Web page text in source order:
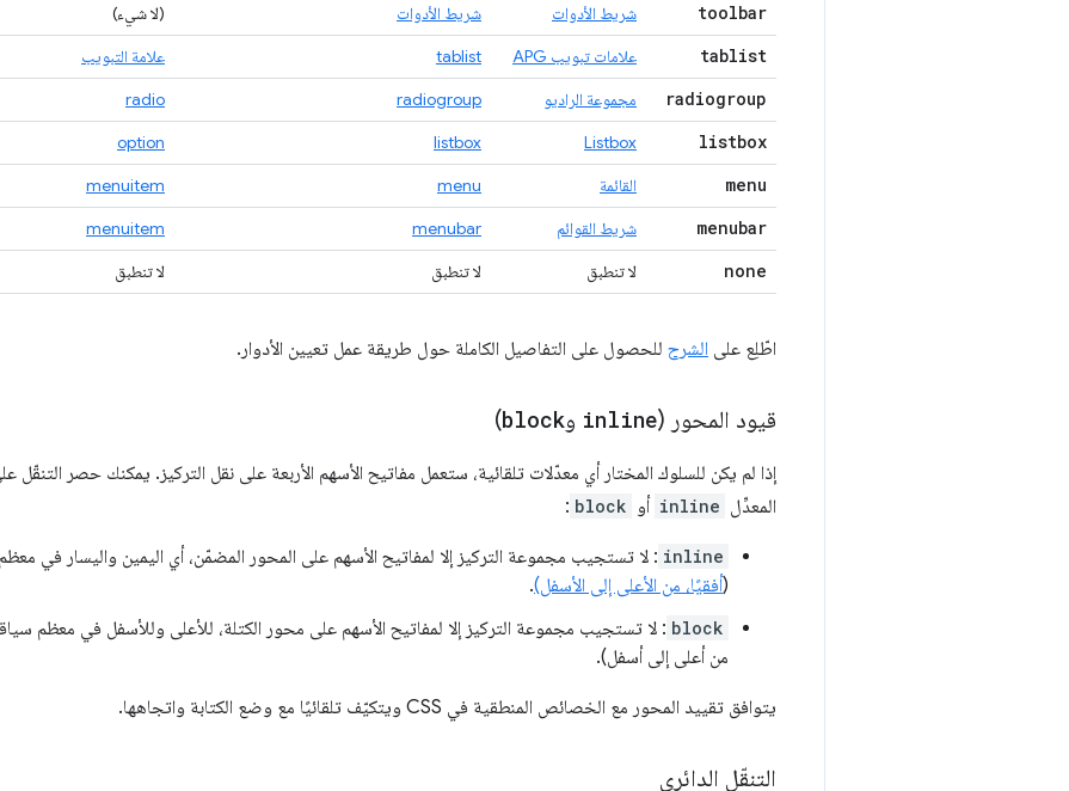
toolbar شريط الأدوات شريط الأدوات (لا شيء)
tablist
علامات تبويب APG tablist علامة التبويب
radiogroup
مجموعة الراديو radiogroup
radio
listbox
Listbox
listbox
option
menu القائمة menu
menuitem
menubar
شريط القوائم menubar
menuitem
none
لا تنطبق لا تنطبق لا تنطبق
اطّلِع على الشرح للحصول على التفاصيل الكاملة حول طريقة عمل تعيين الأدوار.
قيود المحور (inline وblock
)
إذا لم يكن للسلوك المختار أي معدّلات تلقائية، ستعمل مفاتيح الأسهم الأربعة على نقل التركيز. يمكنك حصر
المعدِّل inline أو block
:
inline : لا تستجيب مجموعة التركيز إلا لمفاتيح الأسهم على المحور المضمّن، أي اليمين واليسار في معظم
(أفقيًا، من الأعلى إلى الأسفل).
block : لا تستجيب مجموعة التركيز إلا لمفاتيح الأسهم على محور الكتلة، للأعلى وللأسفل في معظم
من أعلى إلى أسفل).
يتوافق تقييد المحور مع الخصائص المنطقية في CSS ويتكيّف تلقائيًا مع وضع الكتابة واتجاهها.
التنقّل الدائري